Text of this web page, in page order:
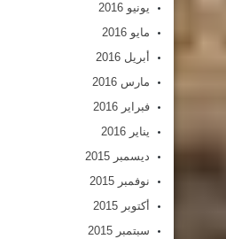
يونيو 2016
مايو 2016
أبريل 2016
مارس 2016
فبراير 2016
يناير 2016
ديسمبر 2015
نوفمبر 2015
أكتوبر 2015
سبتمبر 2015